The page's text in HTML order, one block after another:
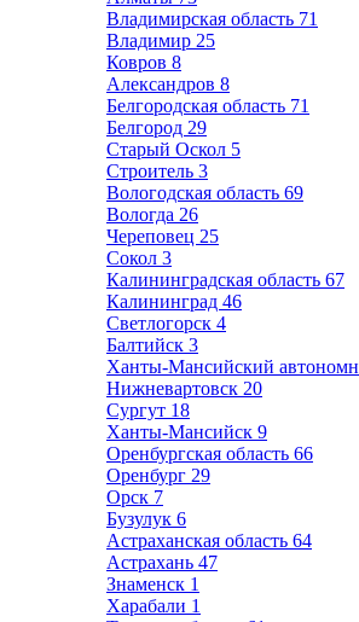
Владимирская область 71
Владимир 25
Ковров 8
Александров 8
Белгородская область 71
Белгород 29
Старый Оскол 5
Строитель 3
Вологодская область 69
Вологда 26
Череповец 25
Сокол 3
Калининградская область 67
Калининград 46
Светлогорск 4
Балтийск 3
Ханты-Мансийский
Нижневартовск 20
Сургут 18
Ханты-Мансийск 9
Оренбургская область 66
Оренбург 29
Орск 7
Бузулук 6
Астраханская область 64
Астрахань 47
Знаменск 1
Харабали 1